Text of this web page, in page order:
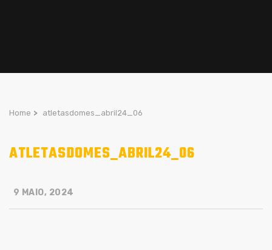
Home > atletasdomes_abril24_06
ATLETASDOMES_ABRIL24_06
9 MAIO, 2024